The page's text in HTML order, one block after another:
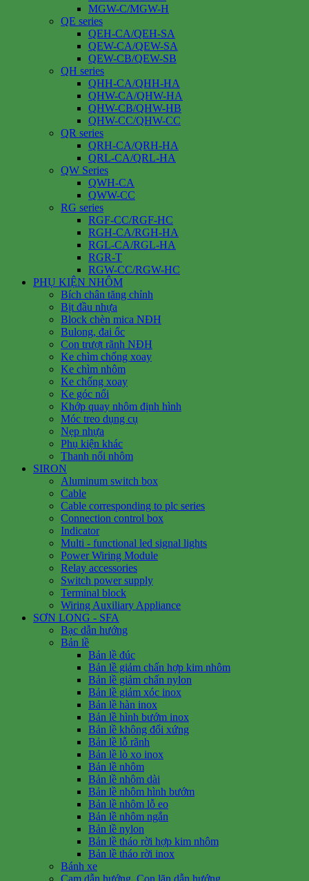
MGW-C/MGW-H
QE series
QEH-CA/QEH-SA
QEW-CA/QEW-SA
QEW-CB/QEW-SB
QH series
QHH-CA/QHH-HA
QHW-CA/QHW-HA
QHW-CB/QHW-HB
QHW-CC/QHW-CC
QR series
QRH-CA/QRH-HA
QRL-CA/QRL-HA
QW Series
QWH-CA
QWW-CC
RG series
RGF-CC/RGF-HC
RGH-CA/RGH-HA
RGL-CA/RGL-HA
RGR-T
RGW-CC/RGW-HC
PHỤ KIỆN NHÔM
Bích chân tăng chỉnh
Bịt đầu nhựa
Block chèn mica NĐH
Bulong, đai ốc
Con trượt rãnh NĐH
Ke chìm chống xoay
Ke chìm nhôm
Ke chống xoay
Ke góc nổi
Khớp quay nhôm định hình
Móc treo dụng cụ
Nẹp nhựa
Phụ kiện khác
Thanh nối nhôm
SIRON
Aluminum switch box
Cable
Cable corresponding to plc series
Connection control box
Indicator
Multi - functional led signal lights
Power Wiring Module
Relay accessories
Switch power supply
Terminal block
Wiring Auxiliary Appliance
SƠN LONG - SFA
Bạc dẫn hướng
Bản lề
Bản lề đúc
Bản lề giảm chấn hợp kim nhôm
Bản lề giảm chấn nylon
Bản lề giảm xóc inox
Bản lề hàn inox
Bản lề hình bướm inox
Bản lề không đối xứng
Bản lề lỗ rãnh
Bản lề lò xo inox
Bản lề nhôm
Bản lề nhôm dài
Bản lề nhôm hình bướm
Bản lề nhôm lỗ eo
Bản lề nhôm ngắn
Bản lề nylon
Bản lề tháo rời hợp kim nhôm
Bản lề tháo rời inox
Bánh xe
Cam dẫn hướng, Con lăn dẫn hướng